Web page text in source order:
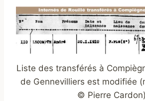
Liste des transférés à
de Gennevilliers est modifiée
© Pierre Cardon)